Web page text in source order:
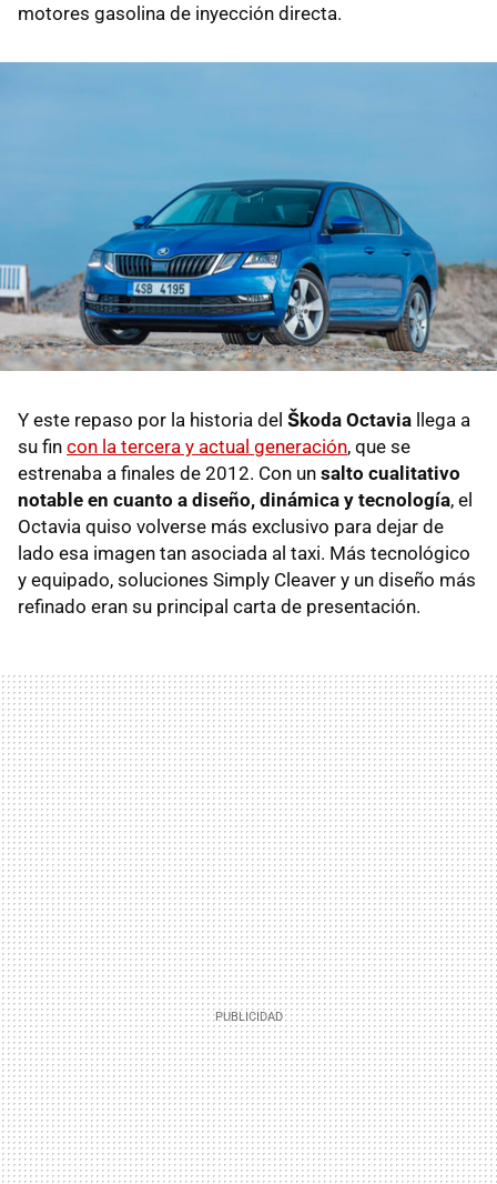
motores gasolina de inyección directa.
Y este repaso por la historia del Škoda Octavia llega a
su fin con la tercera y actual generación, que se
estrenaba a finales de 2012. Con un salto cualitativo
notable en cuanto a diseño, dinámica y tecnología, el
Octavia quiso volverse más exclusivo para dejar de
lado esa imagen tan asociada al taxi. Más tecnológico
y equipado, soluciones Simply Cleaver y un diseño más
refinado eran su principal carta de presentación.